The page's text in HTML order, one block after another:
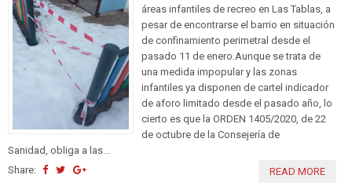
áreas infantiles de recreo en Las Tablas, a
pesar de encontrarse el barrio en situación
de confinamiento perimetral desde el
pasado 11 de enero.Aunque se trata de
una medida impopular y las zonas
infantiles ya disponen de cartel indicador
de aforo limitado desde el pasado año, lo
cierto es que la ORDEN 1405/2020, de 22
de octubre de la Consejería de
Sanidad, obliga a las...
Share:
READ MORE